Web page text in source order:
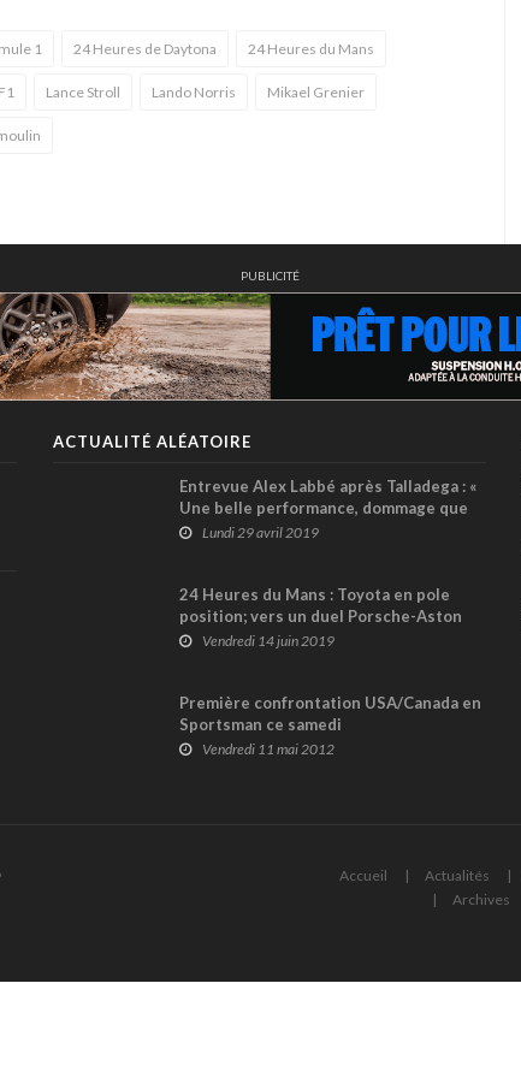
1 24 Heures de Daytona 24 Heures du Mans
Lance Stroll Lando Norris Mikael Grenier
PUBLICITÉ
ACTUALITÉ ALÉATOIRE
Entrevue Alex Labbé après Talladega : «
Une belle performance, dommage que
les résultats ne le démontrent pas ».
Lundi 29 avril 2019
24 Heures du Mans : Toyota en pole
position; vers un duel Porsche-Aston
Martin en GT ?
Vendredi 14 juin 2019
Première confrontation USA/Canada en
Sportsman ce samedi
Vendredi 11 mai 2012
Accueil Actualités
Archives